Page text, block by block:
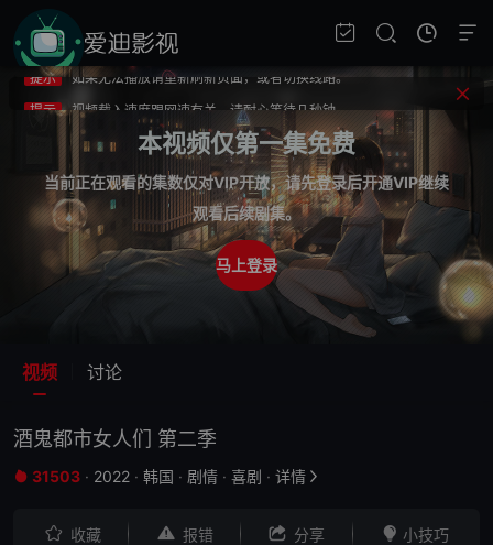
提示
提示
如果无法播放请重新刷新页面，或者切换线路。
不要轻易相信视频中的广告，谨防上当受骗!
本视频仅第一集免费
当前正在观看的集数仅对VIP开放，请先登录后开通VIP继续
观看后续剧集。
马上登录
视频 讨论
酒鬼都市女人们 第二季
 31503 · 2022 · 韩国 · 剧情 · 喜剧 · 详情 
 收藏  报错  分享  小技巧